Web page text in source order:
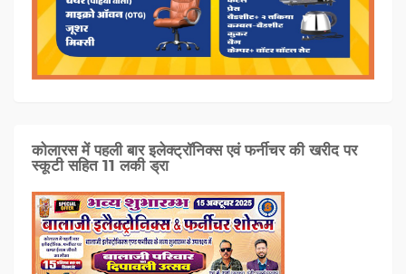
कोलारस में पहली बार इलेक्ट्रॉनिक्स एवं फर्नीचर की खरीद पर
स्कूटी सहित 11 लकी ड्रा